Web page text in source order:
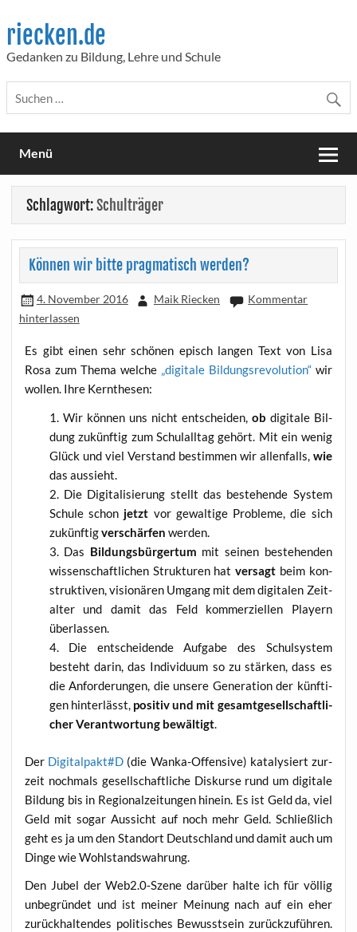
content
riecken.de
Gedanken zu Bildung, Lehre und Schule
Menü
Schlagwort:Schulträger
Können wir bitte pragmatisch werden?
4. November 2016 Maik Riecken
Kommentar
hinterlassen
Es gibt einen sehr schö­nen episch lan­gen Text von Lisa
Rosa zum The­ma wel­che „digi­ta­le Bil­dungs­re­vo­lu­ti­on“wir
wol­len. Ihre Kernthesen:
Wir kön­nen uns nicht ent­schei­den, ob digi­ta­le Bil­
dung zukünf­tig zum Schul­all­tag gehört. Mit ein wenig
Glück und viel Ver­stand bestim­men wir allen­falls, wie
das aussieht.
Die Digi­ta­li­sie­rung stellt das bestehen­de Sys­tem
Schu­le schon jetzt vor gewal­ti­ge Pro­ble­me, die sich
zukünf­tigver­schär­fen werden.
Das Bil­dungs­bür­ger­tum mit sei­nen bestehen­den
wis­sen­schaft­li­chen Struk­tu­ren hatver­sagt beim kon­
struk­ti­ven, visio­nä­ren Umgang mit dem digi­ta­len Zeit­
al­ter und damit das Feld kom­mer­zi­el­len Play­ern
überlassen.
Die ent­schei­den­de Auf­ga­be des Schul­sys­tem
besteht dar­in, das Indi­vi­du­um so zu stär­ken, dass es
die Anfor­de­run­gen, die unse­re Gene­ra­ti­on der künf­ti­
gen hin­ter­lässt, posi­tiv und mit gesamt­ge­sell­schaft­li­
cher Ver­ant­wor­tung bewäl­tigt.
Der Digitalpakt#D (die Wan­ka-Offen­si­ve) kata­ly­siert zur­
zeit noch­mals gesell­schaft­li­che Dis­kur­se rund um digi­ta­le
Bil­dung bis in Regio­nal­zei­tun­gen hin­ein. Es ist Geld da, viel
Geld mit sogar Aus­sicht auf noch mehr Geld. Schließ­lich
geht es ja um den Stand­ort Deutsch­land und damit auch um
Din­ge wie Wohlstandswahrung.
Den Jubel der Web2.0‑Szene dar­über hal­te ich für völ­lig
unbe­grün­det und ist mei­ner Mei­nung nach auf ein eher
zurück­hal­ten­des poli­ti­sches Bewusst­sein zurück­zu­füh­ren.